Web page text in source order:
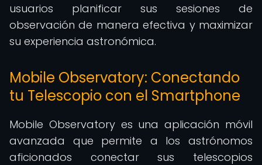
usuarios planificar sus sesiones de
observación de manera efectiva y maximizar
su experiencia astronómica.
Mobile Observatory: Conectando
tu Telescopio con el Smartphone
Mobile Observatory es una aplicación móvil
avanzada que permite a los astrónomos
aficionados conectar sus telescopios